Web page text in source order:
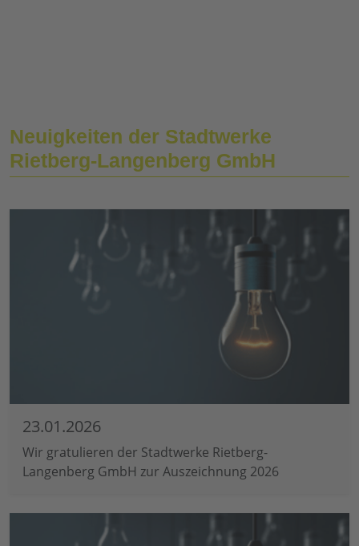
Neuigkeiten der Stadtwerke
Rietberg-Langenberg GmbH
23.01.2026
Wir gratulieren der Stadtwerke Rietberg-
Langenberg GmbH zur Auszeichnung 2026